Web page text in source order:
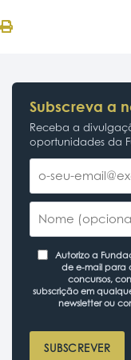
Subscreva a
Receba a
oportunidades da
Autorizo a
de e-mail para
concursos,
subscrição em
newsletter ou
SUBSCREVER